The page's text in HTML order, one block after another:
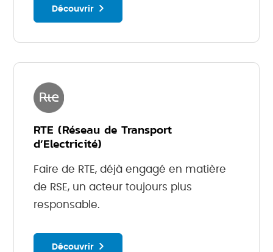
Découvrir
RTE (Réseau de Transport
d’Electricité)
Faire de RTE, déjà engagé en matière
de RSE, un acteur toujours plus
responsable.
Découvrir